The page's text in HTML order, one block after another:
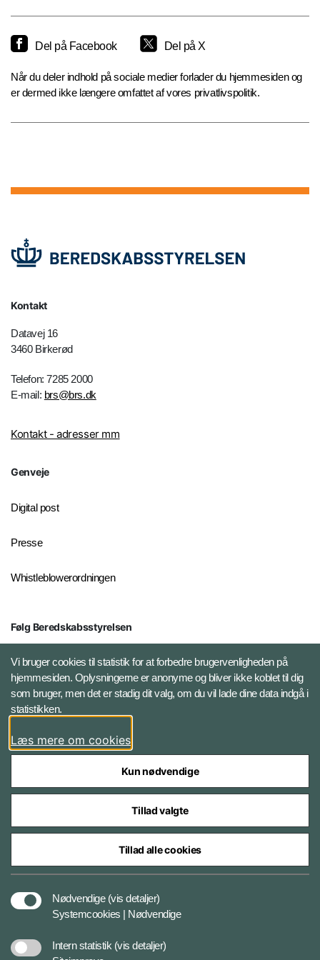
Del på Facebook Del på X
Når du deler indhold på sociale medier forlader du hjemmesiden og
er dermed ikke længere omfattet af vores privatlivspolitik.
Kontakt
Datavej 16
3460 Birkerød
Telefon: 7285 2000
E-mail: brs@brs.dk
Kontakt - adresser mm
Genveje
Digital post
Presse
Whistleblowerordningen
Følg Beredskabsstyrelsen
X BRSdk
LinkedIn BRS-profil
Vi bruger cookies til statistik for at forbedre brugervenligheden på
hjemmesiden. Oplysningerne er anonyme og bliver ikke koblet til dig
som bruger, men det er stadig dit valg, om du vil lade dine data indgå i
statistikken.
Læs mere om cookies
Kun nødvendige
Tillad valgte
Tillad alle cookies
Nødvendige (vis detaljer)
Systemcookies | Nødvendige
Intern statistik (vis detaljer)